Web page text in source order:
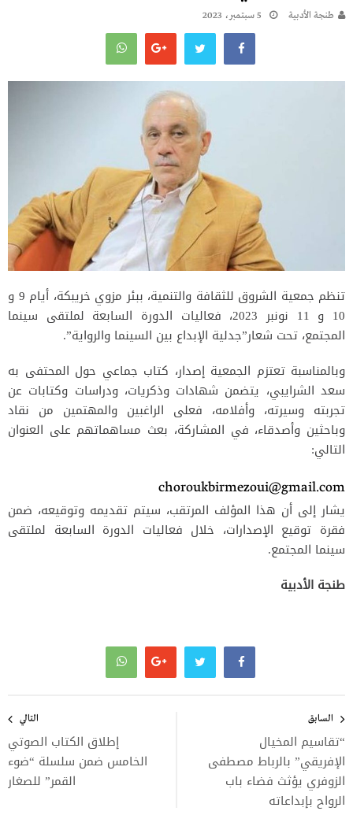
طنجة الأدبية 5 سبتمبر، 2023
تنظم
جمعية الشروق للثقافة والتنمية، ببئر مزوي خريبكة، أيام 9 و
10 و 11 نونبر 2023، فعاليات الدورة السابعة لملتقى سينما
المجتمع، تحت شعار”جدلية الإبداع بين السينما والرواية”.
وبالمناسبة تعتزم الجمعية إصدار، كتاب جماعي حول المحتفى به
سعد الشرايبي، يتضمن شهادات وذكريات، ودراسات وكتابات عن
تجربته وسيرته، وأفلامه، فعلى الراغبين والمهتمين من نقاد
وباحثين وأصدقاء، في المشاركة، بعث مساهماتهم على العنوان
التالي:
choroukbirmezoui@gmail.com
يشار إلى أن هذا المؤلف المرتقب، سيتم تقديمه وتوقيعه، ضمن
فقرة توقيع الإصدارات، خلال فعاليات الدورة السابعة لملتقى
سينما المجتمع.
طنجة الأدبية
المقالات
السابق
“تقاسيم المخيال
الإفريقي” بالرباط مصطفى
الزوفري يؤثث فضاء باب
الرواح بإبداعاته
التالي
إطلاق الكتاب الصوتي
الخامس ضمن سلسلة “ضوء
القمر” للصغار